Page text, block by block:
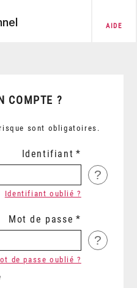
AIDE
COMPTE ?
sont obligatoires.
Identifiant
?
Identifiant oublié ?
Mot de passe
?
de passe oublié ?